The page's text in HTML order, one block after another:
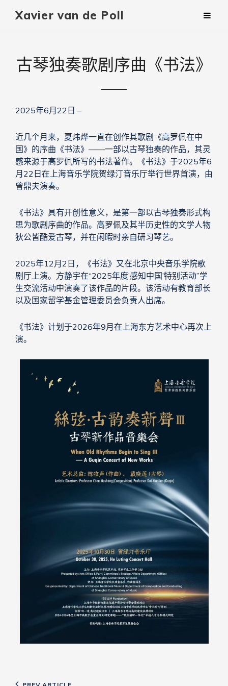
Xavier van de Poll
古琴独奏歌剧序曲《书法》
2025年6月22日 –
近几个月来，夏炜烨一直在创作其歌剧《高罗佩在中
国》的序曲《书法》——一部以古琴独奏的作品，其灵
感来源于高罗佩所写的书法著作。《书法》于2025年6
月22日在上海音乐学院贺绿汀音乐厅举行世界首演，由
曾鼎夫演奏。
《书法》具有开创性意义，是第一部以古琴独奏形式构
思为歌剧序曲的作品。高罗佩及其半历史性的文学人物
狄公皆酷爱古琴，并在闲暇时亲自研习琴艺。
2025年12月2日，《书法》又在北京中央音乐学院歌
剧厅上演。方静宇在“2025年度’感知中国’特别活动”学
生交流活动中演奏了该作品的片段。该活动有教育部长
以及国家留学基金管理委员会负责人出席。
《书法》计划于2026年9月在上海东方艺术中心再次上
演。